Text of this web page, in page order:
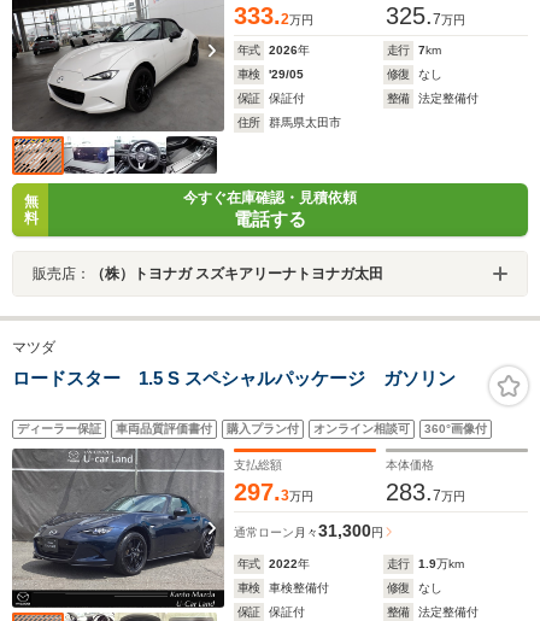
333.2万円 325.7万円
年式 2026年 走行 7km
車検
'29/05 修復
なし
保証
保証付 整備
法定整備付
住所
群馬県太田市
無
料
今すぐ在庫確認・見積依頼
電話する
販売店： （株）トヨナガ スズキアリーナトヨナガ太田
マツダ
ロードスター 1.5 S スペシャルパッケージ ガソリン
ディーラー保証 車両品質評価書付 購入プラン付 オンライン相談可 360°画像付
支払総額
297.3万円
本体価格
283.7万円
通常ローン 月々31,300円
年式 2022年 走行 1.9万km
車検
車検整備付 修復
なし
保証
保証付 整備
法定整備付